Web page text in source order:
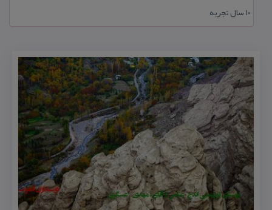
۱۰ سال تجربه